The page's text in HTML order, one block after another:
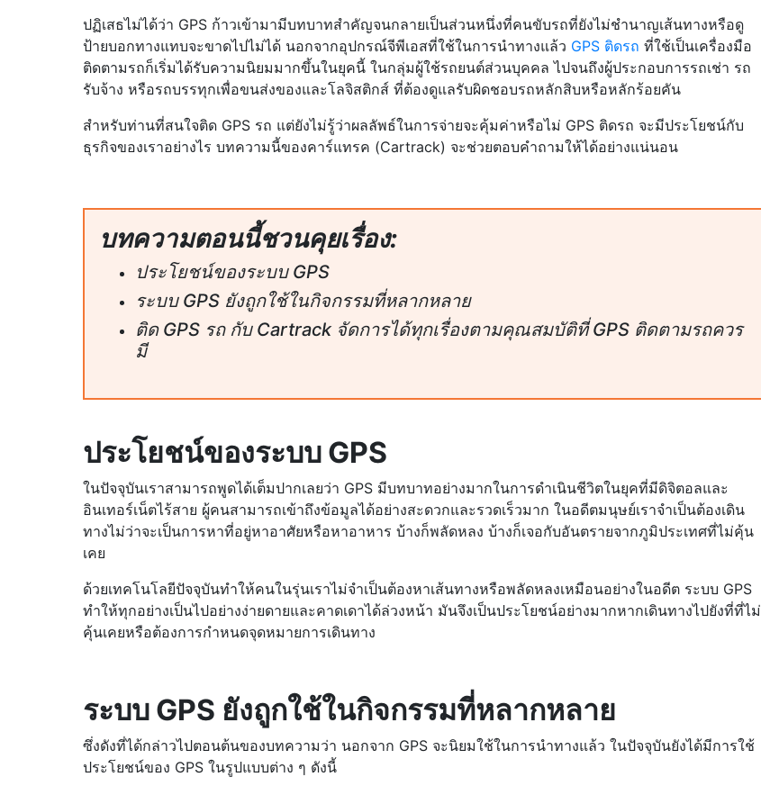
ปฏิเสธไม่ได้ว่า GPS ก้าวเข้ามามีบทบาทสำคัญจนกลายเป็นส่วนหนึ่งที่คนขับรถที่ยังไม่ชำนาญเส้นทางหรือดู
ป้ายบอกทางแทบจะขาดไปไม่ได้ นอกจากอุปกรณ์จีพีเอสที่ใช้ในการนำทางแล้ว GPS ติดรถ ที่ใช้เป็นเครื่องมือ
ติดตามรถก็เริ่มได้รับความนิยมมากขึ้นในยุคนี้ ในกลุ่มผู้ใช้รถยนต์ส่วนบุคคล ไปจนถึงผู้ประกอบการรถเช่า รถ
รับจ้าง หรือรถบรรทุกเพื่อขนส่งของและโลจิสติกส์ ที่ต้องดูแลรับผิดชอบรถหลักสิบหรือหลักร้อยคัน
สำหรับท่านที่สนใจติด GPS รถ แต่ยังไม่รู้ว่าผลลัพธ์ในการจ่ายจะคุ้มค่าหรือไม่ GPS ติดรถ จะมีประโยชน์กับ
ธุรกิจของเราอย่างไร บทความนี้ของคาร์แทรค (Cartrack) จะช่วยตอบคำถามให้ได้อย่างแน่นอน
บทความตอนนี้ชวนคุยเรื่อง:
ประโยชน์ของระบบ GPS
ระบบ GPS ยังถูกใช้ในกิจกรรมที่หลากหลาย
ติด GPS รถ กับ Cartrack จัดการได้ทุกเรื่องตามคุณสมบัติที่ GPS ติดตามรถควร
มี
ประโยชน์ของระบบ GPS
ในปัจจุบันเราสามารถพูดได้เต็มปากเลยว่า GPS มีบทบาทอย่างมากในการดำเนินชีวิตในยุคที่มีดิจิตอลและ
อินเทอร์เน็ตไร้สาย ผู้คนสามารถเข้าถึงข้อมูลได้อย่างสะดวกและรวดเร็วมาก ในอดีตมนุษย์เราจำเป็นต้องเดิน
ทางไม่ว่าจะเป็นการหาที่อยู่หาอาศัยหรือหาอาหาร บ้างก็พลัดหลง บ้างก็เจอกับอันตรายจากภูมิประเทศที่ไม่คุ้น
เคย
ด้วยเทคโนโลยีปัจจุบันทำให้คนในรุ่นเราไม่จำเป็นต้องหาเส้นทางหรือพลัดหลงเหมือนอย่างในอดีต ระบบ GPS
ทำให้ทุกอย่างเป็นไปอย่างง่ายดายและคาดเดาได้ล่วงหน้า มันจึงเป็นประโยชน์อย่างมากหากเดินทางไปยังที่ที่ไม่
คุ้นเคยหรือต้องการกำหนดจุดหมายการเดินทาง
ระบบ GPS ยังถูกใช้ในกิจกรรมที่หลากหลาย
ซึ่งดังที่ได้กล่าวไปตอนต้นของบทความว่า นอกจาก GPS จะนิยมใช้ในการนำทางแล้ว ในปัจจุบันยังได้มีการใช้
ประโยชน์ของ GPS ในรูปแบบต่าง ๆ ดังนี้